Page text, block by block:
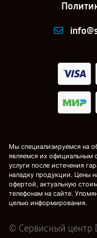
Мы специализируемся на
являемся их официальным
услуги после истечения
наладку продукции. Цены
офертой, актуальную
телефонам на сайте.
целью информирования.
© Сервисный центр